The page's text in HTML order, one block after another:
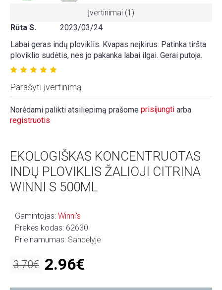
Įvertinimai (1)
Rūta S.
2023/03/24
Labai geras indų ploviklis. Kvapas neįkirus. Patinka tiršta
ploviklio sudėtis, nes jo pakanka labai ilgai. Gerai putoja.
Parašyti įvertinimą
Norėdami palikti atsiliepimą prašome prisijungti arba
registruotis
EKOLOGIŠKAS KONCENTRUOTAS
INDŲ PLOVIKLIS ŽALIOJI CITRINA
WINNI S 500ML
Gamintojas: Winni's
Prekės kodas: 62630
Prieinamumas: Sandėlyje
3.70€ 2.96€